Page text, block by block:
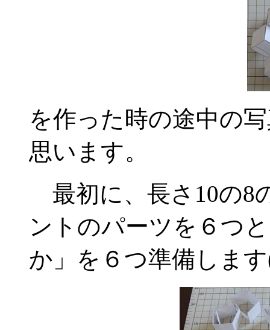
を作った時の途中の
思います。
最初に、長さ10の8
ントのパーツを６つ
か」を６つ準備しま